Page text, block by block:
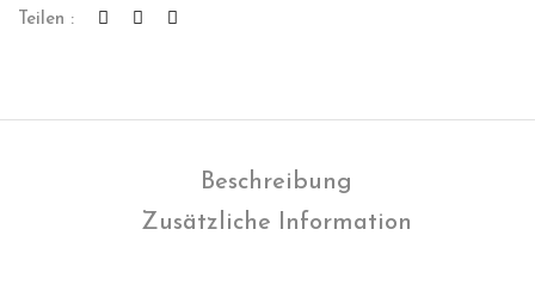
Teilen :
Beschreibung
Zusätzliche Information